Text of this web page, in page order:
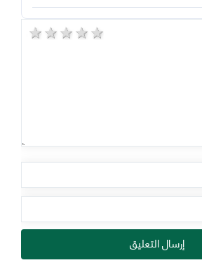
5 stars 4 stars 3 stars 2 stars 1 star
إرسال التعليق